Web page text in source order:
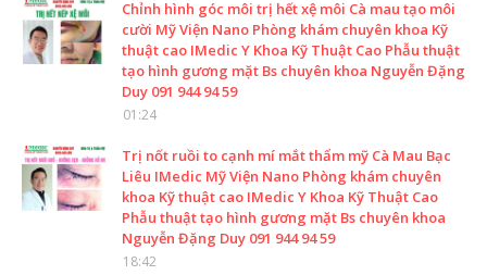
Chỉnh hình góc môi trị hết xệ môi Cà mau tạo môi
cười Mỹ Viện Nano Phòng khám chuyên khoa Kỹ
thuật cao IMedic Y Khoa Kỹ Thuật Cao Phẫu thuật
tạo hình gương mặt Bs chuyên khoa Nguyễn Đặng
Duy 091 944 94 59
01:24
Trị nốt ruồi to cạnh mí mắt thẩm mỹ Cà Mau Bạc
Liêu IMedic Mỹ Viện Nano Phòng khám chuyên
khoa Kỹ thuật cao IMedic Y Khoa Kỹ Thuật Cao
Phẫu thuật tạo hình gương mặt Bs chuyên khoa
Nguyễn Đặng Duy 091 944 94 59
18:42